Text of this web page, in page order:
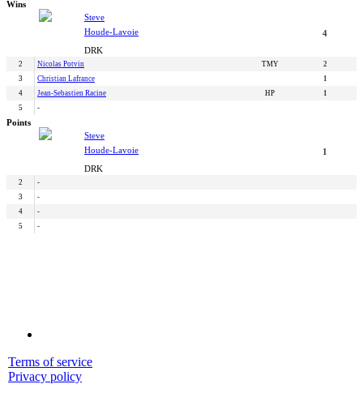
Wins
Steve
Houde-Lavoie
DRK
4
2 Nicolas Potvin TMY
2
3
Christian Lafrance
1
4
Jean-Sebastien Racine HP
1
5
-
Points
Steve
Houde-Lavoie
DRK
1
2
-
3
-
4
-
5
-
Terms of service
Privacy policy